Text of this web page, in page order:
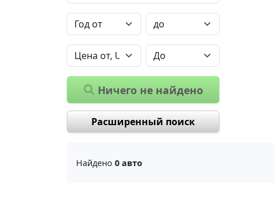
Ничего не найдено
Расширенный поиск
Найдено 0 авто